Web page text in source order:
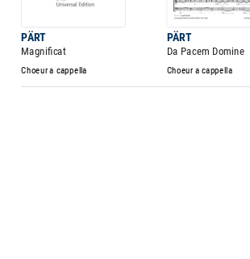
PÄRT PÄRT
Magnificat Da Pacem Domine
Choeur a cappella Choeur a cappella